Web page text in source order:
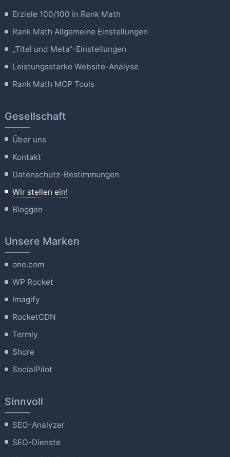
Erziele 100/100 in Rank Math
Rank Math Allgemeine Einstellungen
„Titel und Meta“-Einstellungen
Leistungsstarke Website-Analyse
Rank Math MCP Tools
Gesellschaft
Über uns
Kontakt
Datenschutz-Bestimmungen
Wir stellen ein!
Bloggen
Unsere Marken
one.com
WP Rocket
Imagify
RocketCDN
Termly
Shore
SocialPilot
Sinnvoll
SEO-Analyzer
SEO-Dienste